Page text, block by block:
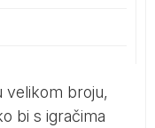
velikom broju,
bi s igračima